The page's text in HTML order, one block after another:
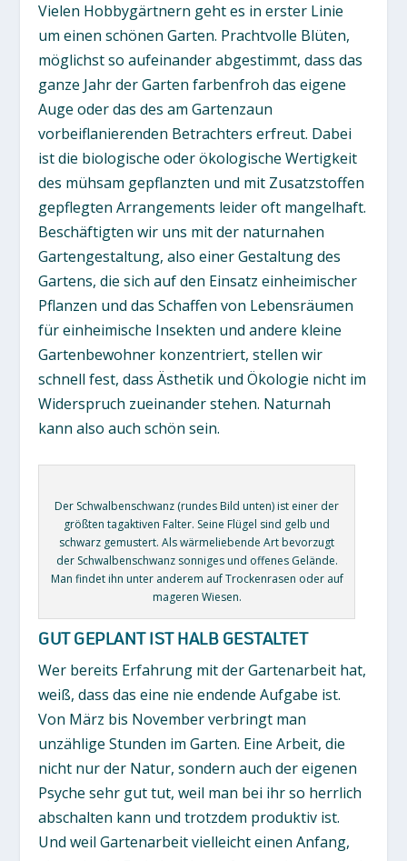
Vielen Hobbygärtnern geht es in erster Linie
um einen schönen Garten. Prachtvolle Blüten,
möglichst so aufeinander abgestimmt, dass das
ganze Jahr der Garten farbenfroh das eigene
Auge oder das des am Gartenzaun
vorbeiflanierenden Betrachters erfreut. Dabei
ist die biologische oder ökologische Wertigkeit
des mühsam gepflanzten und mit Zusatzstoffen
gepflegten Arrangements leider oft mangelhaft.
Beschäftigten wir uns mit der naturnahen
Gartengestaltung, also einer Gestaltung des
Gartens, die sich auf den Einsatz einheimischer
Pflanzen und das Schaffen von Lebensräumen
für einheimische Insekten und andere kleine
Gartenbewohner konzentriert, stellen wir
schnell fest, dass Ästhetik und Ökologie nicht im
Widerspruch zueinander stehen. Naturnah
kann also auch schön sein.
Der Schwalbenschwanz (rundes Bild unten) ist einer der
größten tagaktiven Falter. Seine Flügel sind gelb und
schwarz gemustert. Als wärmeliebende Art bevorzugt
der Schwalbenschwanz sonniges und offenes Gelände.
Man findet ihn unter anderem auf Trockenrasen oder auf
mageren Wiesen.
GUT GEPLANT IST HALB GESTALTET
Wer bereits Erfahrung mit der Gartenarbeit hat,
weiß, dass das eine nie endende Aufgabe ist.
Von März bis November verbringt man
unzählige Stunden im Garten. Eine Arbeit, die
nicht nur der Natur, sondern auch der eigenen
Psyche sehr gut tut, weil man bei ihr so herrlich
abschalten kann und trotzdem produktiv ist.
Und weil Gartenarbeit vielleicht einen Anfang,